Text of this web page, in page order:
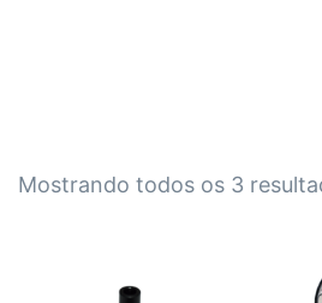
Mostrando todos os 3